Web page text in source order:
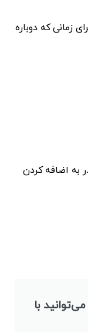
زمانی که دوباره
به اضافه کردن
با